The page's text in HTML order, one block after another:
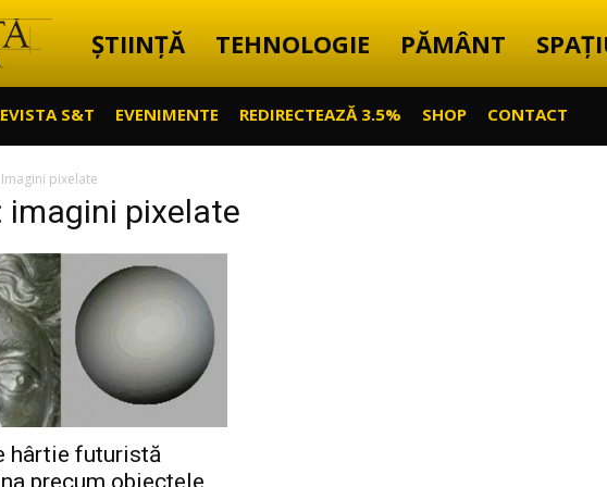
Știință
Tehnică
ȘTIINȚĂ TEHNOLOGIE PĂMÂNT
S&T EVENIMENTE REDIRECTEAZĂ 3.5% SHOP CONTACT
Imagini pixelate
imagini pixelate
hârtie futuristă
precum obiectele